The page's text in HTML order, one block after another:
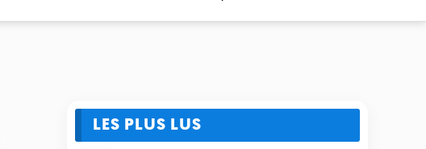
LES PLUS LUS